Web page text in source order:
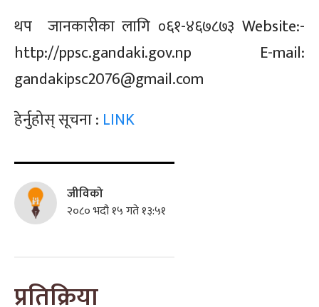
थप जानकारीका लागि ०६१-४६७८७३ Website:-
http://ppsc.gandaki.gov.np
E-mail:
gandakipsc2076@gmail.com
हेर्नुहोस् सूचना : LINK
जीविको
२०८० भदौ १५ गते १३:५१
प्रतिक्रिया